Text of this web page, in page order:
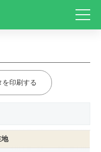
印刷する
地